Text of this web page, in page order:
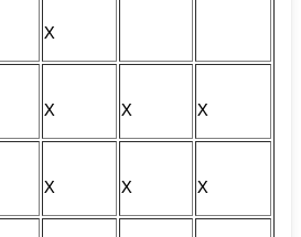
X
X X X
X X X